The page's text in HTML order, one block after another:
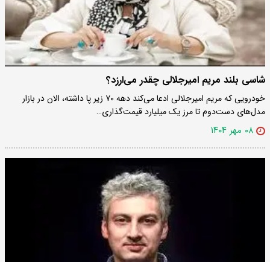
شاسی‌ بلند مریم امیر‌جلالی چقدر می‌ارزد؟
خودرویی که مریم امیرجلالی ادعا می‌کند دهه ۷۰ زیر پا داشته، الان در بازار
مدل‌های دست‌دوم تا مرز یک میلیارد قیمت‌گذاری…
۰۸ مهر ۱۴۰۴